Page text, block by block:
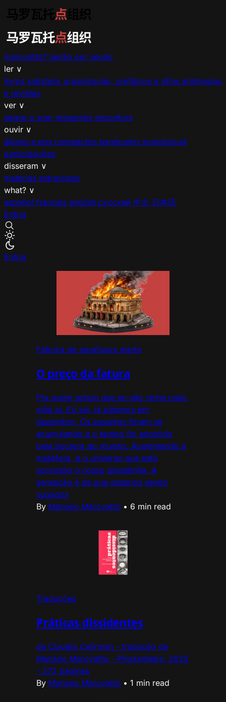
marovatto? seção por seção
ler ∨
livros substack organização, prefácios e afins antologias
e revistas
ver ∨
segue o som megamíni encontros
ouvir ∨
álbuns e eps compactos bandcamp soundcloud
participações
disseram ∨
matérias entrevistas
what? ∨
español français english русский 中文 日本語
Entrar
Entrar
Fábrica de parafusos marte
O preço da fatura
Pra quem achou que eu não vinha mais,
olha aí. Eu sei, já estamos em
dezembro. Os assuntos foram se
acumulando e o tempo foi engolido
pela bocarra do mundo. Aumentando a
metáfora, é o universo que está
sorvendo o nosso planetinha. A
sensação é de que estamos sendo
sugados
By Mariano Marovatto • 6 min read
Traduções
Práticas dissidentes
de Claudia Calirman - tradução de
Mariano Marovatto - Pinakotheke, 2025
- 272 páginas
By Mariano Marovatto • 1 min read